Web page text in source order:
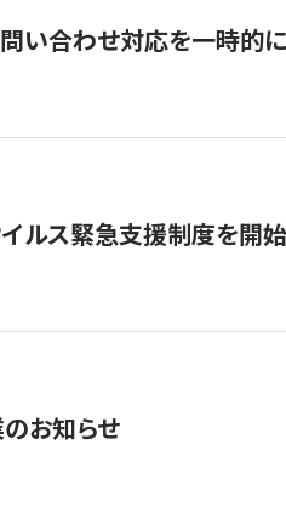
い合わせ対応を一時的
ルス緊急支援制度を開
お知らせ